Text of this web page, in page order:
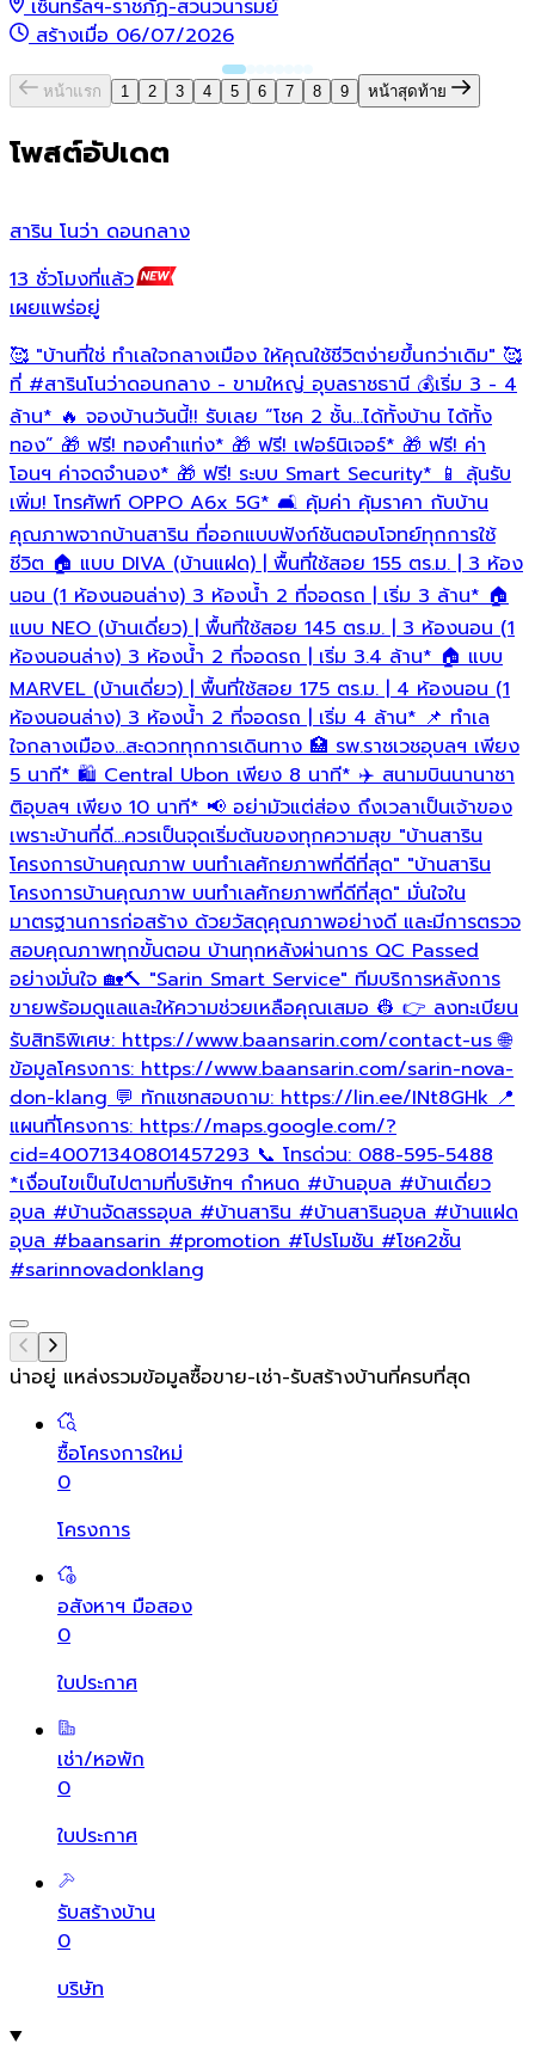
เซ็นทรัลฯ-ราชภัฏ-สวนวนารมย์
สร้างเมื่อ 06/07/2026
หน้าแรก 1 2 3 4 5 6 7 8 9 หน้าสุดท้าย
โพสต์อัปเดต
สาริน โนว่า ดอนกลาง
13 ชั่วโมงที่แล้ว
เผยแพร่อยู่
🥰 "บ้านที่ใช่ ทำเลใจกลางเมือง ให้คุณใช้ชีวิตง่ายขึ้นกว่าเดิม" 🥰
ที่ #สารินโนว่าดอนกลาง - ขามใหญ่ อุบลราชธานี 💰เริ่ม 3 - 4
ล้าน* 🔥 จองบ้านวันนี้!! รับเลย “โชค 2 ชั้น…ได้ทั้งบ้าน ได้ทั้ง
ทอง” 🎁 ฟรี! ทองคำแท่ง* 🎁 ฟรี! เฟอร์นิเจอร์* 🎁 ฟรี! ค่า
โอนฯ ค่าจดจำนอง* 🎁 ฟรี! ระบบ Smart Security* 📱 ลุ้นรับ
เพิ่ม! โทรศัพท์ OPPO A6x 5G* 🛋️ คุ้มค่า คุ้มราคา กับบ้าน
คุณภาพจากบ้านสาริน ที่ออกแบบฟังก์ชันตอบโจทย์ทุกการใช้
ชีวิต 🏠 แบบ DIVA (บ้านแฝด) | พื้นที่ใช้สอย 155 ตร.ม. | 3 ห้อง
นอน (1 ห้องนอนล่าง) 3 ห้องน้ำ 2 ที่จอดรถ | เริ่ม 3 ล้าน* 🏠
แบบ NEO (บ้านเดี่ยว) | พื้นที่ใช้สอย 145 ตร.ม. | 3 ห้องนอน (1
ห้องนอนล่าง) 3 ห้องน้ำ 2 ที่จอดรถ | เริ่ม 3.4 ล้าน* 🏠 แบบ
MARVEL (บ้านเดี่ยว) | พื้นที่ใช้สอย 175 ตร.ม. | 4 ห้องนอน (1
ห้องนอนล่าง) 3 ห้องน้ำ 2 ที่จอดรถ | เริ่ม 4 ล้าน* 📌 ทำเล
ใจกลางเมือง…สะดวกทุกการเดินทาง 🏥 รพ.ราชเวชอุบลฯ เพียง
5 นาที* 🛍️ Central Ubon เพียง 8 นาที* ✈️ สนามบินนานาชา
ติอุบลฯ เพียง 10 นาที* 📢 อย่ามัวแต่ส่อง ถึงเวลาเป็นเจ้าของ
เพราะบ้านที่ดี...ควรเป็นจุดเริ่มต้นของทุกความสุข "บ้านสาริน
โครงการบ้านคุณภาพ บนทำเลศักยภาพที่ดีที่สุด" "บ้านสาริน
โครงการบ้านคุณภาพ บนทำเลศักยภาพที่ดีที่สุด" มั่นใจใน
มาตรฐานการก่อสร้าง ด้วยวัสดุคุณภาพอย่างดี และมีการตรวจ
สอบคุณภาพทุกขั้นตอน บ้านทุกหลังผ่านการ QC Passed
อย่างมั่นใจ 🏡🔨 "Sarin Smart Service" ทีมบริการหลังการ
ขายพร้อมดูแลและให้ความช่วยเหลือคุณเสมอ 👷 👉 ลงทะเบียน
รับสิทธิพิเศษ: https://www.baansarin.com/contact-us 🌐
ข้อมูลโครงการ: https://www.baansarin.com/sarin-nova-
don-klang 💬 ทักแชทสอบถาม: https://lin.ee/INt8GHk 📍
แผนที่โครงการ: https://maps.google.com/?
cid=40071340801457293 📞 โทรด่วน: 088-595-5488
*เงื่อนไขเป็นไปตามที่บริษัทฯ กำหนด #บ้านอุบล #บ้านเดี่ยว
อุบล #บ้านจัดสรรอุบล #บ้านสาริน #บ้านสารินอุบล #บ้านแฝด
อุบล #baansarin #promotion #โปรโมชัน #โชค2ชั้น
#sarinnovadonklang
น่าอยู่ แหล่งรวมข้อมูลซื้อขาย-เช่า-รับสร้างบ้านที่ครบที่สุด
ซื้อโครงการใหม่
0
โครงการ
อสังหาฯ มือสอง
0
ใบประกาศ
เช่า/หอพัก
0
ใบประกาศ
รับสร้างบ้าน
0
บริษัท